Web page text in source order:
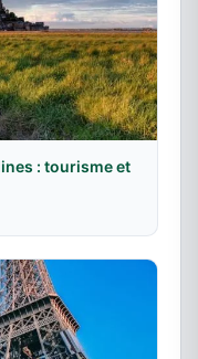
: tourisme et